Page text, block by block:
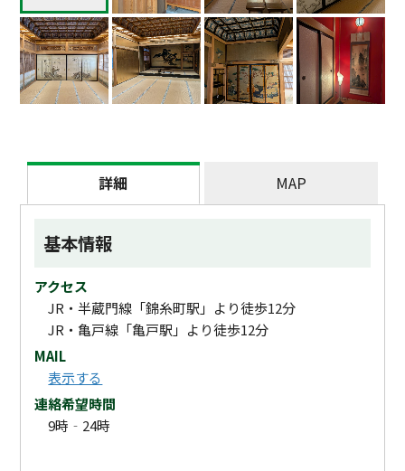
詳細 MAP
基本情報
アクセス
JR・半蔵門線「錦糸町駅」より徒歩12分
JR・亀戸線「亀戸駅」より徒歩12分
MAIL
表示する
連絡希望時間
9時‐24時